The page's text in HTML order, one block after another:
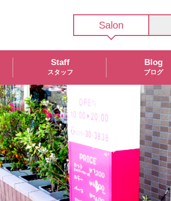
Salon
Staff Blog